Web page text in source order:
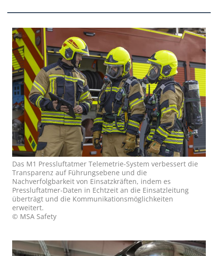
Das M1 Pressluftatmer Telemetrie-System verbessert die
Transparenz auf Führungsebene und die
Nachverfolgbarkeit von Einsatzkräften, indem es
Pressluftatmer-Daten in Echtzeit an die Einsatzleitung
überträgt und die Kommunikationsmöglichkeiten
erweitert.
© MSA Safety